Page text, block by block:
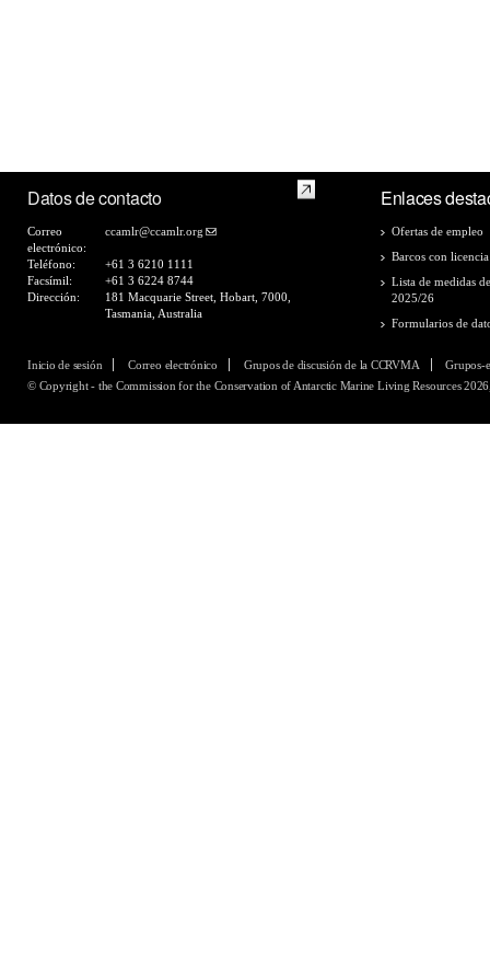
Datos de contacto
Correo
electrónico:
ccamlr@ccamlr.org
Teléfono:
+61 3 6210 1111
Facsímil:
+61 3 6224 8744
Dirección:
181 Macquarie Street, Hobart, 7000,
Tasmania, Australia
Enlaces
Ofertas de empleo
Barcos con
Lista de medidas
2025/26
Formularios de
Inicio de sesión Correo electrónico Grupos de discusión de la CCRVMA
Grupos-
© Copyright - the Commission for the Conservation of Antarctic Marine Living Resources